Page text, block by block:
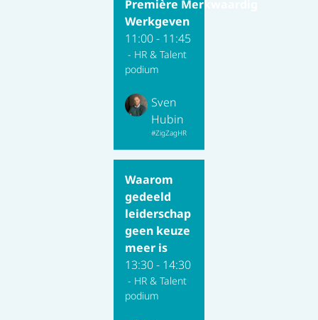
Première Merkwaardig
Werkgeven
11:00 - 11:45
- HR & Talent
podium
Sven
Hubin
#ZigZagHR
Waarom
gedeeld
leiderschap
geen keuze
meer is
13:30 - 14:30
- HR & Talent
podium